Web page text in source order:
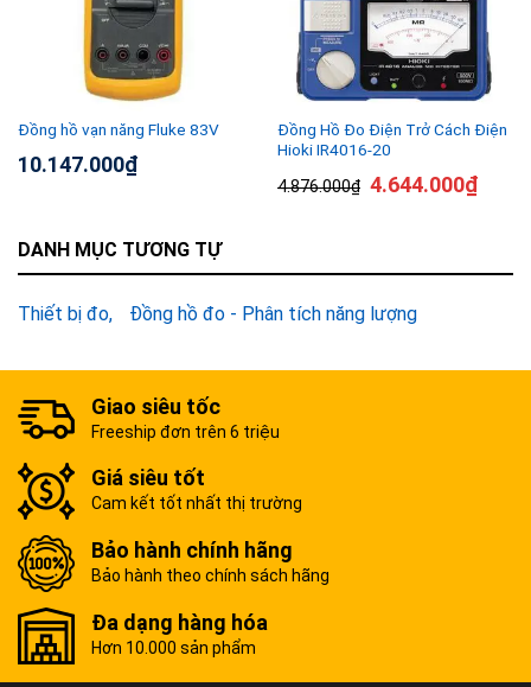
Đồng hồ vạn năng Fluke 83V
10.147.000₫
Đồng Hồ Đo Điện Trở Cách Điện
Hioki IR4016-20
4.876.000₫ 4.644.000₫
DANH MỤC TƯƠNG TỰ
Thiết bị đo Đồng hồ đo - Phân tích năng lượng
Giao siêu tốc
Freeship đơn trên 6 triệu
Giá siêu tốt
Cam kết tốt nhất thị trường
Bảo hành chính hãng
Bảo hành theo chính sách hãng
Đa dạng hàng hóa
Hơn 10.000 sản phẩm